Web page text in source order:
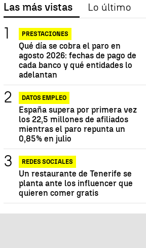
Las más vistas Lo último
PRESTACIONES
Qué día se cobra el paro en
agosto 2026: fechas de pago de
cada banco y qué entidades lo
adelantan
DATOS EMPLEO
España supera por primera vez
los 22,5 millones de afiliados
mientras el paro repunta un
0,85% en julio
REDES SOCIALES
Un restaurante de Tenerife se
planta ante los influencer que
quieren comer gratis